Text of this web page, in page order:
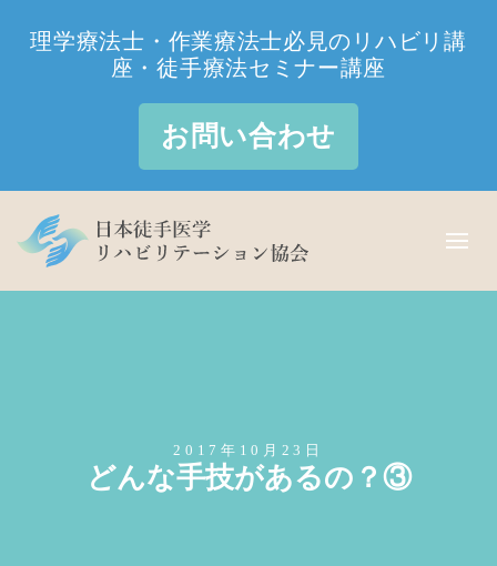
理学療法士・作業療法士必見のリハビリ講
座・徒手療法セミナー講座
お問い合わせ
2017年10月23日
どんな手技があるの？③